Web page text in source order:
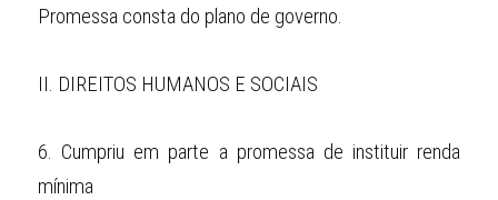
Promessa consta do plano de governo.
II. DIREITOS HUMANOS E SOCIAIS
6. Cumpriu em parte a promessa de instituir renda
mínima